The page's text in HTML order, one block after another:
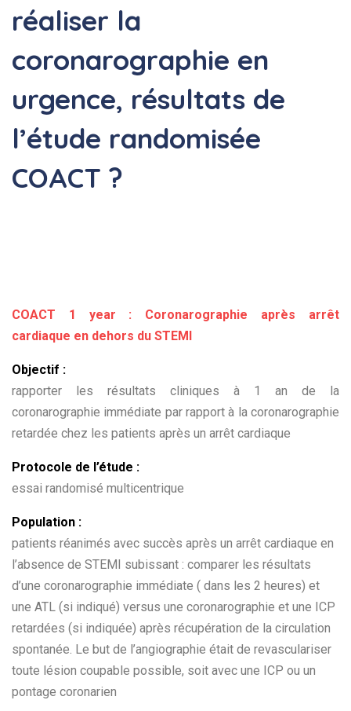
réaliser la
coronarographie en
urgence, résultats de
l’étude randomisée
COACT ?
COACT 1 year : Coronarographie après arrêt
cardiaque en dehors du STEMI
Objectif :
rapporter les résultats cliniques à 1 an de la
coronarographie immédiate par rapport à la coronarographie
retardée chez les patients après un arrêt cardiaque
Protocole de l’étude :
essai randomisé multicentrique
Population :
patients réanimés avec succès après un arrêt cardiaque en
l’absence de STEMI subissant : comparer les résultats
d’une coronarographie immédiate ( dans les 2 heures) et
une ATL (si indiqué) versus une coronarographie et une ICP
retardées (si indiquée) après récupération de la circulation
spontanée. Le but de l’angiographie était de revasculariser
toute lésion coupable possible, soit avec une ICP ou un
pontage coronarien